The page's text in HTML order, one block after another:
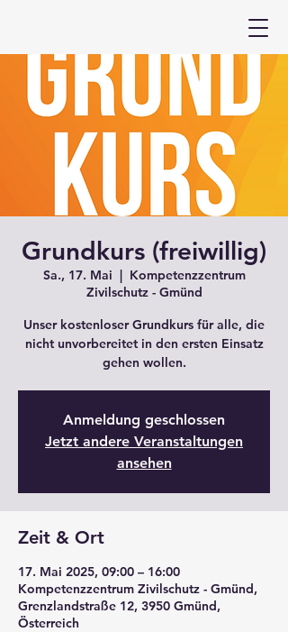
Grundkurs (freiwillig)
Sa., 17. Mai
  |
Kompetenzzentrum
Zivilschutz - Gmünd
Unser kostenloser Grundkurs für alle, die
nicht unvorbereitet in den ersten Einsatz
gehen wollen.
Anmeldung geschlossen
Jetzt andere Veranstaltungen
ansehen
Zeit & Ort
17. Mai 2025, 09:00 – 16:00
Kompetenzzentrum Zivilschutz - Gmünd,
Grenzlandstraße 12, 3950 Gmünd,
Österreich